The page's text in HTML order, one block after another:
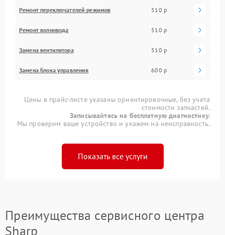
Ремонт переключателей режимов 510 р
Ремонт волновода 510 р
Замена вентилятора 510 р
Замена блока управления 600 р
Цены в прайс-листе указаны ориентировочные, без учета
стоимости запчастей.
Записывайтесь на бесплатную диагностику.
Мы проверим ваше устройство и укажем на неисправность.
Показать все услуги
Преимущества сервисного центра
Sharp